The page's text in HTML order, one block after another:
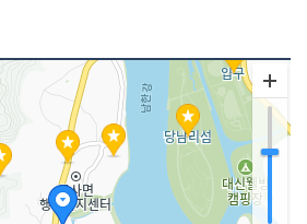
1. 메인프로그램 : 개막식, 금사참외풍물
패공연, 참외진기록게임, 참외화채나눔행
사 이벤트, 무대공연 등 2. 부대프로그램 :
참외따기체험, 참외화채나눔이벤트 등3.
소비자 참여 프로그램 : 참외따기체험, 참
외스토리텔링